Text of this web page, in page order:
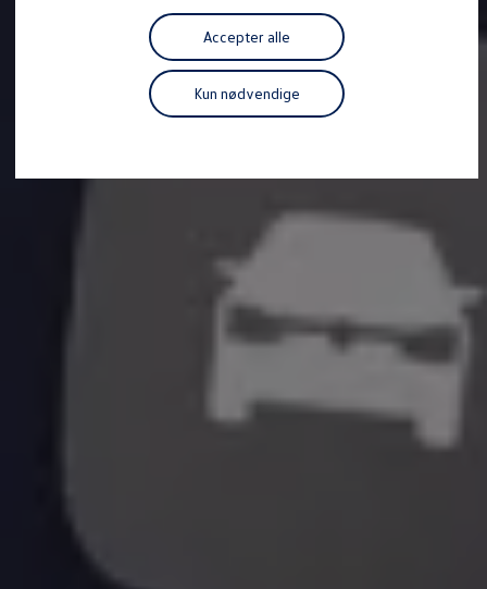
Accepter alle
Kun nødvendige
Fordele ved at vælge autoriseret værksted til din
Om Volkswagen
Nyheder
Tilmeld nyhedsbrev
Pressemeddelser
Kalenderbillede